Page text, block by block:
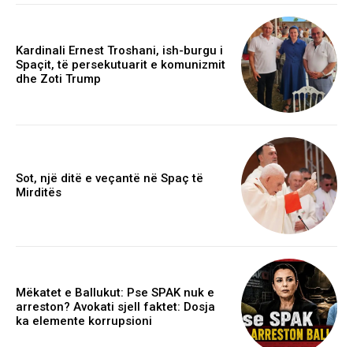
Kardinali Ernest Troshani, ish-burgu i
Spaçit, të persekutuarit e komunizmit
dhe Zoti Trump
Sot, një ditë e veçantë në Spaç të
Mirditës
Mëkatet e Ballukut: Pse SPAK nuk e
arreston? Avokati sjell faktet: Dosja
ka elemente korrupsioni